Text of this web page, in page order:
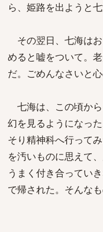
ら、姫路を出ようと七
その翌日、七海は
めると嘘をついて。
だ。ごめんなさいと
七海は、この頃か
幻を見るようになっ
そり精神科へ行って
を汚いものに思えて
うまく付き合ってい
で帰された。そんな